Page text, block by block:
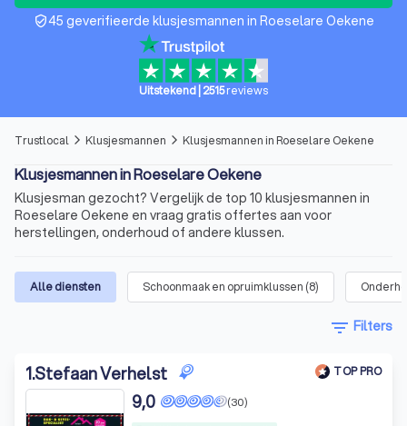
verified_user45 geverifieerde klusjesmannen in Roeselare Oekene
Uitstekend 2515reviews
Trustlocal arrow_forward_ios Klusjesmannen arrow_forward_ios Klusjesmannen in Roeselare Oekene
Klusjesmannen in Roeselare Oekene
Klusjesman gezocht? Vergelijk de top 10 klusjesmannen in
Roeselare Oekene en vraag gratis offertes aan voor
herstellingen, onderhoud of andere klussen.
Alle diensten Schoonmaak en opruimklussen (8)
filter_list Filters
1.Stefaan Verhelst TOP PRO
(30)
9,0